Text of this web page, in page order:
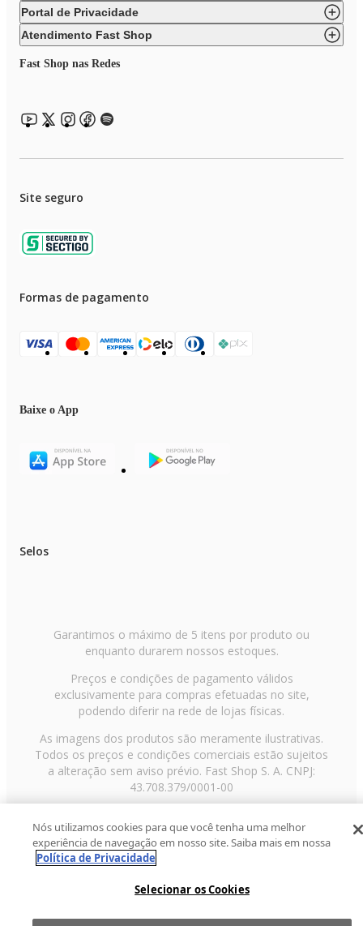
Portal de Privacidade
Atendimento Fast Shop
Fast Shop nas Redes
Site seguro
Formas de pagamento
Baixe o App
Selos
Garantimos o máximo de 5 itens por produto ou
enquanto durarem nossos estoques.
Preços e condições de pagamento válidos
exclusivamente para compras efetuadas no site,
podendo diferir na rede de lojas físicas.
As imagens dos produtos são meramente ilustrativas.
Todos os preços e condições comerciais estão sujeitos
a alteração sem aviso prévio. Fast Shop S. A. CNPJ:
43.708.379/0001-00
Paulo/SP, CEP 02029-001, Telefone: 11 3003-3728 ©
2013 Fast Shop - Todos os direitos reservadosRF
Nós utilizamos cookies para que você tenha uma melhor
experiência de navegação em nosso site. Saiba mais em nossa
Política de Privacidade
Selecionar os Cookies